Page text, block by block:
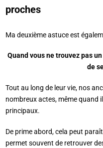
proches
Ma deuxième astuce est
Quand vous ne trouvez pas
de
Tout au long de leur vie, nos
nombreux actes, même quand
principaux.
De prime abord, cela peut
permet souvent de retrouver